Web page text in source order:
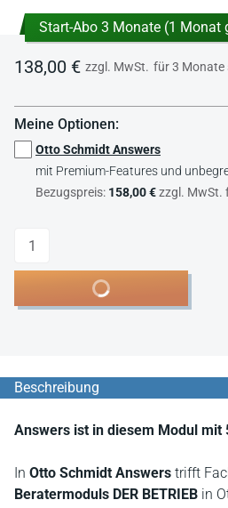
Start-Abo 3 Monate (1 Monat
138,00 € zzgl. MwSt. für 3 Monate
Meine Optionen:
Otto Schmidt Answers
mit Premium-Features und
Bezugspreis: 158,00 €zzgl. MwSt.
Anzahl
In den Warenkorb
Beschreibung
Answers ist in diesem Modul mit
In Otto Schmidt Answers trifft
Beratermoduls DER BETRIEB in